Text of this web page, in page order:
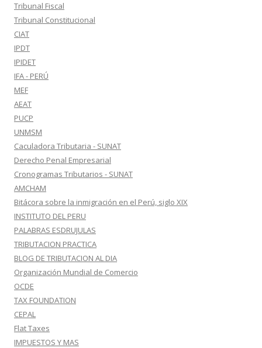
Tribunal Fiscal
Tribunal Constitucional
CIAT
IPDT
IPIDET
IFA - PERÚ
MEF
AEAT
PUCP
UNMSM
Caculadora Tributaria - SUNAT
Derecho Penal Empresarial
Cronogramas Tributarios - SUNAT
AMCHAM
Bitácora sobre la inmigración en el Perú, siglo XIX
INSTITUTO DEL PERU
PALABRAS ESDRUJULAS
TRIBUTACION PRACTICA
BLOG DE TRIBUTACION AL DIA
Organización Mundial de Comercio
OCDE
TAX FOUNDATION
CEPAL
Flat Taxes
IMPUESTOS Y MAS